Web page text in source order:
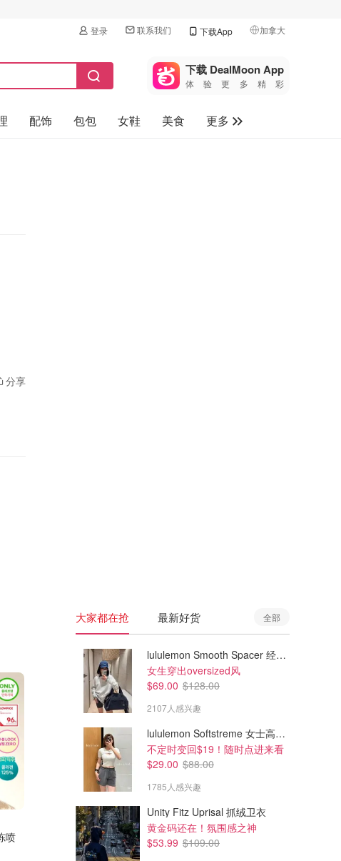
登录 联系我们 下载App 加拿大
🇺🇸
美国
🇨🇳中国
🇨🇦加拿大
下载 DealMoon App
体验更多精彩
配饰 包包 女鞋 美食
更多
分享
喷
Biodance FUGGLER 胶原蛋白
焕彩套装
$51.12
Biodance 胶原蛋白护理礼盒套
装
大家都在抢 最新好货 全部
lululemon Smooth Spacer 经典卫衣
女生穿出oversized风
$69.00 $128.00
2107人感兴趣
lululemon Softstreme 女士高腰短裤 10cm
不定时变回$19！随时点进来看
$29.00 $88.00
1785人感兴趣
Unity Fitz Uprisal 抓绒卫衣
黄金码还在！氛围感之神
$53.99 $109.00